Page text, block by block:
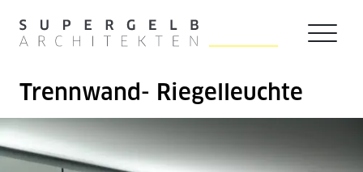
Zur Startseite navigieren
Trennwand- Riegelleuchte